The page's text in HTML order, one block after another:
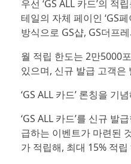
우선 ‘GS ALL 카드’의 적
테일의 자체 페이인 ‘GS
방식으로 GS샵, GS더프
월 적립 한도는 2만5000
있으며, 신규 발급 고객
‘GS ALL 카드’ 론칭을 기
‘GS ALL 카드’를 신규
급하는 이벤트가 마련된
가 적립해, 최대 15% 적